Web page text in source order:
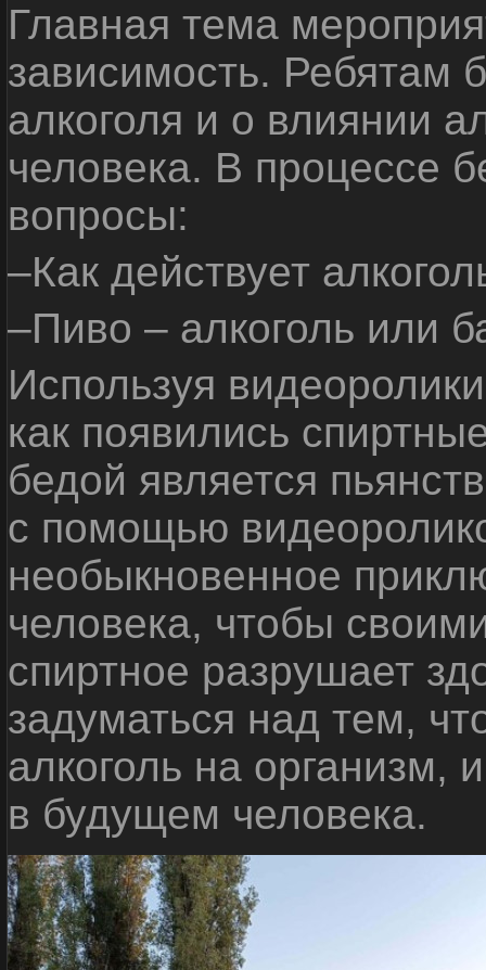
Главная тема
зависимость. Ребятам
алкоголя и о влиянии
человека. В процессе
вопросы:
–Как действует
–Пиво – алкоголь или
Используя
как появились
бедой является
с помощью
необыкновенное
человека, чтобы
спиртное разрушает
задуматься над тем,
алкоголь на организм,
в будущем человека.